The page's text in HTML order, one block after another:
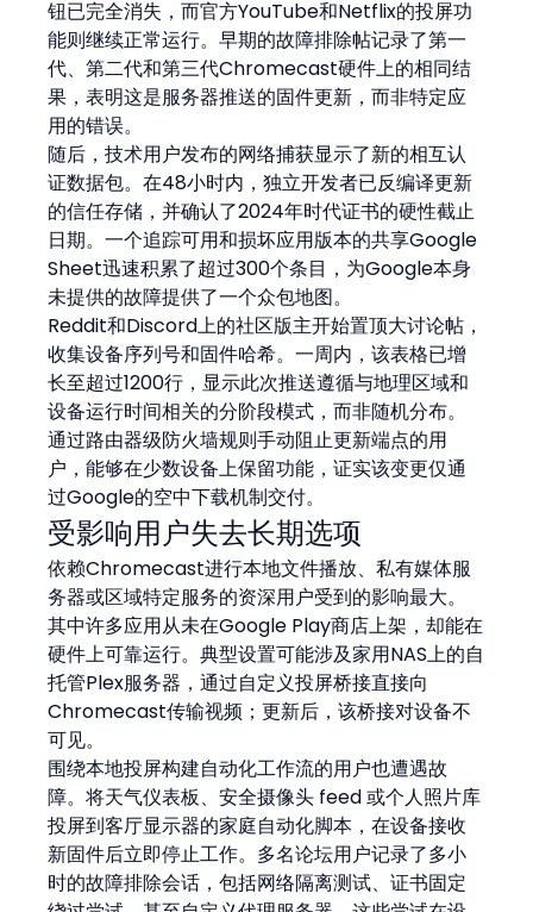
钮已完全消失，而官方YouTube和Netflix的投屏功
能则继续正常运行。早期的故障排除帖记录了第一
代、第二代和第三代Chromecast硬件上的相同结
果，表明这是服务器推送的固件更新，而非特定应
用的错误。
随后，技术用户发布的网络捕获显示了新的相互认
证数据包。在48小时内，独立开发者已反编译更新
的信任存储，并确认了2024年时代证书的硬性截止
日期。一个追踪可用和损坏应用版本的共享Google
Sheet迅速积累了超过300个条目，为Google本身
未提供的故障提供了一个众包地图。
Reddit和Discord上的社区版主开始置顶大讨论帖，
收集设备序列号和固件哈希。一周内，该表格已增
长至超过1200行，显示此次推送遵循与地理区域和
设备运行时间相关的分阶段模式，而非随机分布。
通过路由器级防火墙规则手动阻止更新端点的用
户，能够在少数设备上保留功能，证实该变更仅通
过Google的空中下载机制交付。
受影响用户失去长期选项
依赖Chromecast进行本地文件播放、私有媒体服
务器或区域特定服务的资深用户受到的影响最大。
其中许多应用从未在Google Play商店上架，却能在
硬件上可靠运行。典型设置可能涉及家用NAS上的自
托管Plex服务器，通过自定义投屏桥接直接向
Chromecast传输视频；更新后，该桥接对设备不
可见。
围绕本地投屏构建自动化工作流的用户也遭遇故
障。将天气仪表板、安全摄像头 feed 或个人照片库
投屏到客厅显示器的家庭自动化脚本，在设备接收
新固件后立即停止工作。多名论坛用户记录了多小
时的故障排除会话，包括网络隔离测试、证书固定